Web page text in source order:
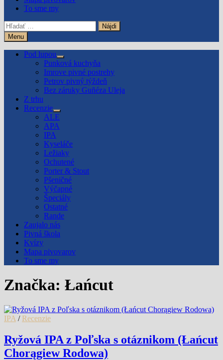
To sme my
Hľadať:
Menu
Pod lupou
Show
sub
menu
Punková kuchyňa
Imrove pivné postrehy
Petrov pivný týždeň
Bez záruky Guñéza Uleja
Z trhu
Recenzie
Show
sub
menu
ALE
APA
IPA
Kyseláče
Ležiaky
Ochutené
Porter & Stout
Pšeničné
Výčapné
Špeciály
Ostatné
Rande
Zaujalo nás
Pivná škola
Kvízy
Mapa pivovarov
To sme my
Značka: Łańcut
IPA / Recenzie
Ryžová IPA z Poľska s otáznikom (Łańcut
Chorągiew Rodowa)